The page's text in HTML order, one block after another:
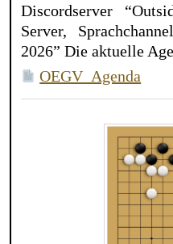
Discordserver
Server,
2026” Die aktuelle
OEGV_Agenda